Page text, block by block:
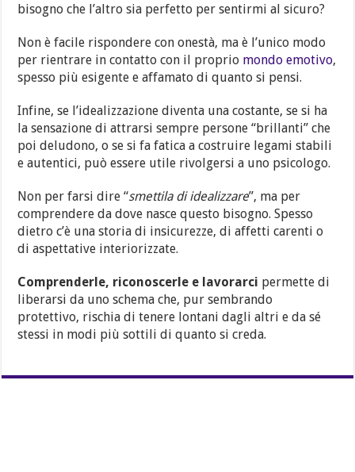
bisogno che l’altro sia perfetto per sentirmi al sicuro?
Non è facile rispondere con onestà, ma è l’unico modo
per rientrare in contatto con il proprio mondo emotivo,
spesso più esigente e affamato di quanto si pensi.
Infine, se l’idealizzazione diventa una costante, se si ha
la sensazione di attrarsi sempre persone “brillanti” che
poi deludono, o se si fa fatica a costruire legami stabili
e autentici, può essere utile rivolgersi a uno psicologo.
Non per farsi dire “smettila di idealizzare”, ma per
comprendere da dove nasce questo bisogno. Spesso
dietro c’è una storia di insicurezze, di affetti carenti o
di aspettative interiorizzate.
Comprenderle, riconoscerle e lavorarci permette di
liberarsi da uno schema che, pur sembrando
protettivo, rischia di tenere lontani dagli altri e da sé
stessi in modi più sottili di quanto si creda.